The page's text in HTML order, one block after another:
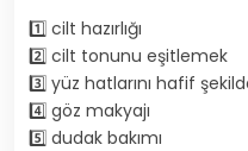
1️⃣ cilt hazırlığı
2️⃣ cilt tonunu eşitlemek
3️⃣ yüz hatlarını hafif
4️⃣ göz makyajı
5️⃣ dudak bakımı